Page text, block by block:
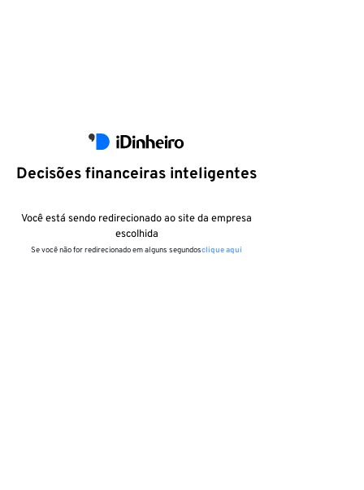
Decisões financeiras inteligentes
Você está sendo redirecionado ao site da empresa
escolhida
Se você não for redirecionado em alguns segundosclique aqui